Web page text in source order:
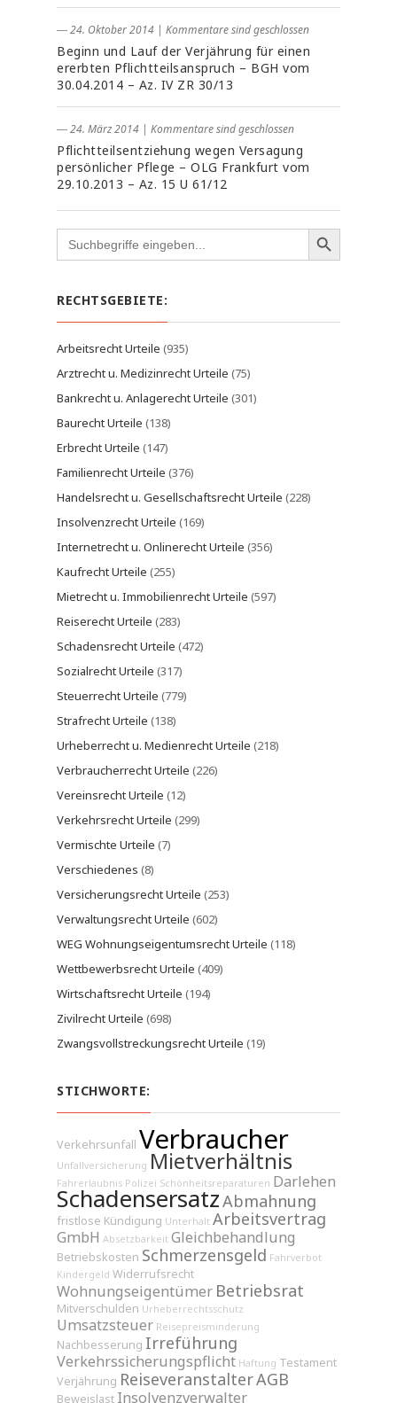
― 24. Oktober 2014 | Kommentare sind geschlossen
Beginn und Lauf der Verjährung für einen
ererbten Pflichtteilsanspruch – BGH vom
30.04.2014 – Az. IV ZR 30/13
― 24. März 2014 | Kommentare sind geschlossen
Pflichtteilsentziehung wegen Versagung
persönlicher Pflege – OLG Frankfurt vom
29.10.2013 – Az. 15 U 61/12
Search
for:
RECHTSGEBIETE:
Arbeitsrecht Urteile (935)
Arztrecht u. Medizinrecht Urteile (75)
Bankrecht u. Anlagerecht Urteile (301)
Baurecht Urteile (138)
Erbrecht Urteile (147)
Familienrecht Urteile (376)
Handelsrecht u. Gesellschaftsrecht Urteile (228)
Insolvenzrecht Urteile (169)
Internetrecht u. Onlinerecht Urteile (356)
Kaufrecht Urteile (255)
Mietrecht u. Immobilienrecht Urteile (597)
Reiserecht Urteile (283)
Schadensrecht Urteile (472)
Sozialrecht Urteile (317)
Steuerrecht Urteile (779)
Strafrecht Urteile (138)
Urheberrecht u. Medienrecht Urteile (218)
Verbraucherrecht Urteile (226)
Vereinsrecht Urteile (12)
Verkehrsrecht Urteile (299)
Vermischte Urteile (7)
Verschiedenes (8)
Versicherungsrecht Urteile (253)
Verwaltungsrecht Urteile (602)
WEG Wohnungseigentumsrecht Urteile (118)
Wettbewerbsrecht Urteile (409)
Wirtschaftsrecht Urteile (194)
Zivilrecht Urteile (698)
Zwangsvollstreckungsrecht Urteile (19)
STICHWORTE:
Verkehrsunfall Verbraucher
Unfallversicherung Mietverhältnis
Fahrerlaubnis Polizei Schönheitsreparaturen Darlehen
SchadensersatzAbmahnung
fristlose Kündigung Unterhalt Arbeitsvertrag
GmbH Absetzbarkeit Gleichbehandlung
Betriebskosten Schmerzensgeld Fahrverbot
Kindergeld Widerrufsrecht
Wohnungseigentümer Betriebsrat
Mitverschulden Urheberrechtsschutz
Umsatzsteuer Reisepreisminderung
Nachbesserung Irreführung
Verkehrssicherungspflicht Haftung Testament
Verjährung ReiseveranstalterAGB
Beweislast Insolvenzverwalter